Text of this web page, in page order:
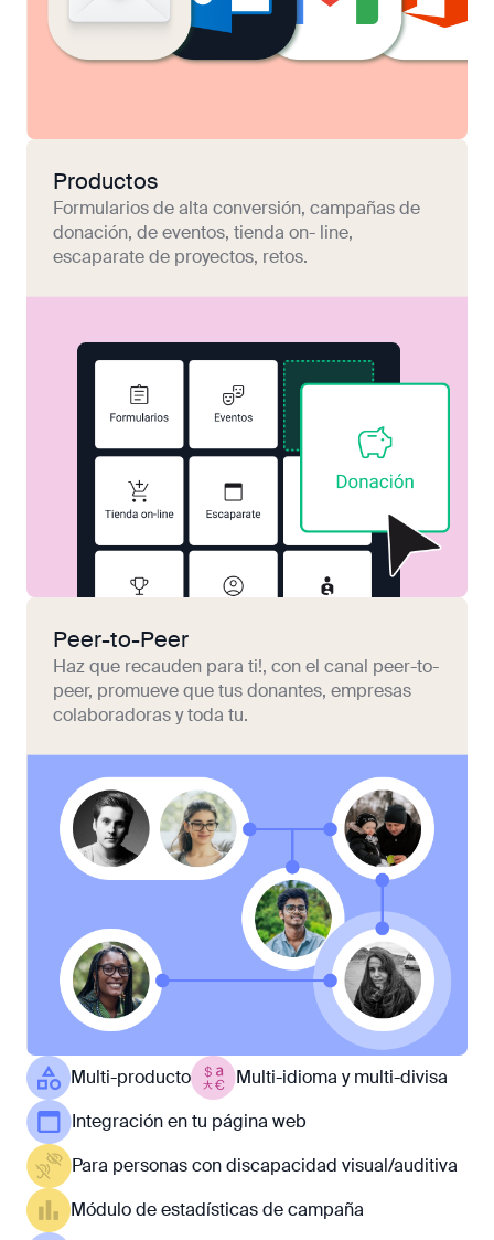
Productos
Formularios de alta conversión, campañas de
donación, de eventos, tienda on- line,
escaparate de proyectos, retos.
Peer-to-Peer
Haz que recauden para ti!, con el canal peer-to-
peer, promueve que tus donantes, empresas
colaboradoras y toda tu.
Multi-producto
Multi-idioma y multi-divisa
Integración en tu página web
Para personas con discapacidad visual/auditiva
Módulo de estadísticas de campaña